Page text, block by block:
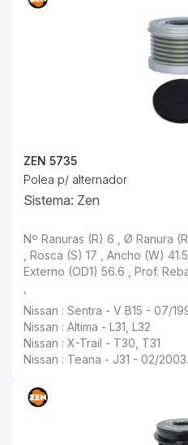
ZEN 5735
Polea p/ alternador
Sistema: Zen
Nº Ranuras (R) 6 , Ø Ranura
, Rosca (S) 17 , Ancho (W)
Externo (OD1) 56.6 , Prof.
Nissan : Sentra - V B15 - 07/
Nissan : Altima - L31, L32
Nissan : X-Trail - T30, T31
Nissan : Teana - J31 - 02/